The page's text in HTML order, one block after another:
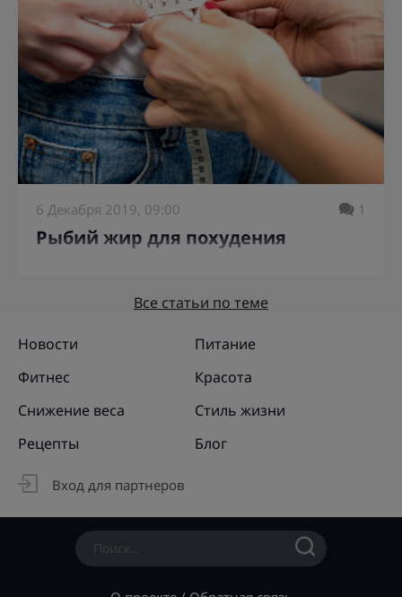
6 Декабря 2019, 09:00 1
Рыбий жир для похудения
Все статьи по теме
Новости
Питание
Фитнес
Красота
Снижение веса
Стиль жизни
Рецепты
Блог
Вход для партнеров